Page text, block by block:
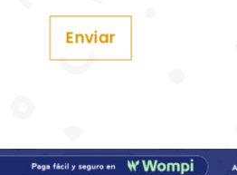
Enviar